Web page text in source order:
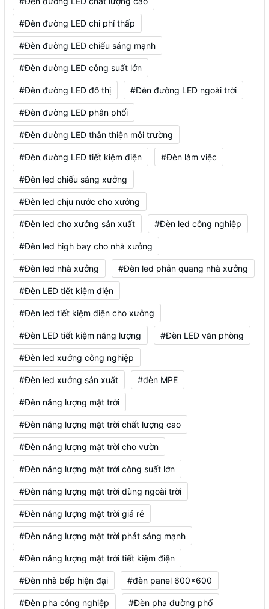
#Đèn đường LED chi phí thấp
#Đèn đường LED chiếu sáng mạnh
#Đèn đường LED công suất lớn
#Đèn đường LED đô thị #Đèn đường LED ngoài trời
#Đèn đường LED phân phối
#Đèn đường LED thân thiện môi trường
#Đèn đường LED tiết kiệm điện #Đèn làm việc
#Đèn led chiếu sáng xưởng
#Đèn led chịu nước cho xưởng
#Đèn led cho xưởng sản xuất #Đèn led công nghiệp
#Đèn led high bay cho nhà xưởng
#Đèn led nhà xưởng #Đèn led phản quang nhà xưởng
#Đèn LED tiết kiệm điện
#Đèn led tiết kiệm điện cho xưởng
#Đèn LED tiết kiệm năng lượng #Đèn LED văn phòng
#Đèn led xưởng công nghiệp
#Đèn led xưởng sản xuất #đèn MPE
#Đèn năng lượng mặt trời
#Đèn năng lượng mặt trời chất lượng cao
#Đèn năng lượng mặt trời cho vườn
#Đèn năng lượng mặt trời công suất lớn
#Đèn năng lượng mặt trời dùng ngoài trời
#Đèn năng lượng mặt trời giá rẻ
#Đèn năng lượng mặt trời phát sáng mạnh
#Đèn năng lượng mặt trời tiết kiệm điện
#Đèn nhà bếp hiện đại #đèn panel 600x600
#Đèn pha công nghiệp #Đèn pha đường phố